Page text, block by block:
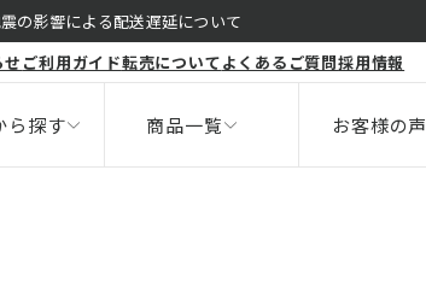
の影響による配送遅延について
ご利用ガイド転売についてよくあるご質問採用情報
健康食品
ら探す
ボディ
商品一覧
お客様の声